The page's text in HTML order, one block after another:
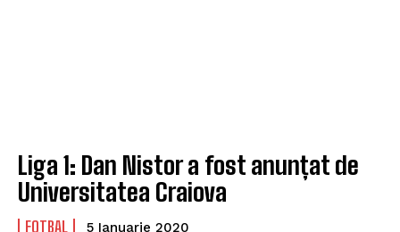
Liga 1: Dan Nistor a fost anunțat de
Universitatea Craiova
FOTBAL 5 Ianuarie 2020